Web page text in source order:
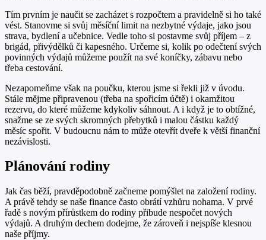
Tím prvním je naučit se zacházet s rozpočtem a pravidelně si ho také
vést. Stanovme si svůj měsíční limit na nezbytné výdaje, jako jsou
strava, bydlení a učebnice. Vedle toho si postavme svůj příjem – z
brigád, přivýdělků či kapesného. Určeme si, kolik po odečtení svých
povinných výdajů můžeme použít na své koníčky, zábavu nebo
třeba cestování.
Nezapomeňme však na poučku, kterou jsme si řekli již v úvodu.
Stále mějme připravenou (třeba na spořicím účtě) i okamžitou
rezervu, do které můžeme kdykoliv sáhnout. A i když je to obtížné,
snažme se ze svých skromných přebytků i malou částku každý
měsíc spořit. V budoucnu nám to může otevřít dveře k větší finanční
nezávislosti.
Plánování rodiny
Jak čas běží, pravděpodobně začneme pomýšlet na založení rodiny.
A právě tehdy se naše finance často obrátí vzhůru nohama. V prvé
řadě s novým přírůstkem do rodiny přibude nespočet nových
výdajů. A druhým dechem dodejme, že zároveň i nejspíše klesnou
naše příjmy.